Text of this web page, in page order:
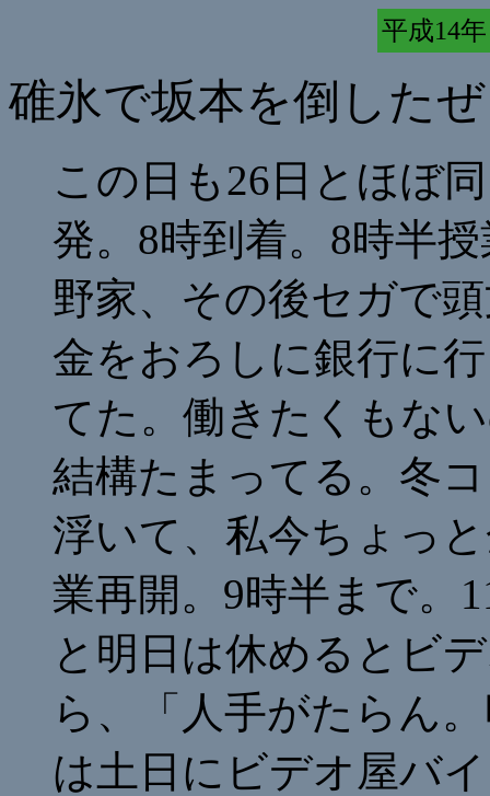
平成14
碓氷で坂本を倒した
この日も26日とほぼ
発。8時到着。8時半
野家、その後セガで
金をおろしに銀行に
てた。働きたくもな
結構たまってる。冬
浮いて、私今ちょっ
業再開。9時半まで。
と明日は休めるとビ
ら、「人手がたらん
は土日にビデオ屋バ